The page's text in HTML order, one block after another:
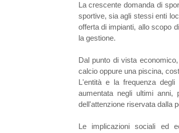
La crescente domanda di
sportive, sia agli stessi enti
offerta di impianti, allo scopo
la gestione.
Dal punto di vista
calcio oppure una piscina,
L'entità e la frequenza
aumentata negli ultimi anni,
dell'attenzione riservata dalla
Le implicazioni sociali ed